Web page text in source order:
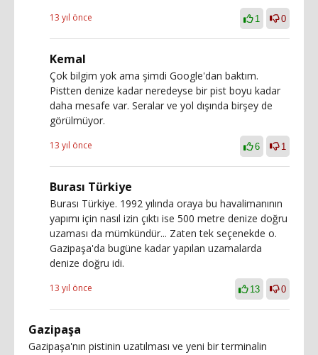
13 yıl önce 1 0
Kemal
Çok bilgim yok ama şimdi Google'dan baktım.
Pistten denize kadar neredeyse bir pist boyu kadar
daha mesafe var. Seralar ve yol dışında birşey de
görülmüyor.
13 yıl önce 6 1
Burası Türkiye
Burası Türkiye. 1992 yılında oraya bu havalimanının
yapımı için nasıl izin çıktı ise 500 metre denize doğru
uzaması da mümkündür... Zaten tek seçenekde o.
Gazipaşa'da bugüne kadar yapılan uzamalarda
denize doğru idi.
13 yıl önce 13 0
Gazipaşa
Gazipaşa'nın pistinin uzatılması ve yeni bir terminalin